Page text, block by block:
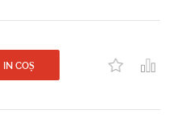
IN COȘ